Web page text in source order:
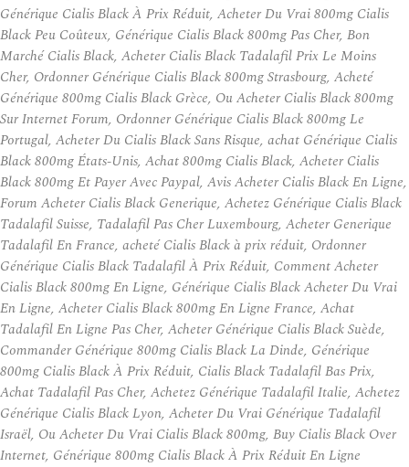
Générique Cialis Black À Prix Réduit, Acheter Du Vrai 800mg Cialis
Black Peu Coûteux, Générique Cialis Black 800mg Pas Cher, Bon
Marché Cialis Black, Acheter Cialis Black Tadalafil Prix Le Moins
Cher, Ordonner Générique Cialis Black 800mg Strasbourg, Acheté
Générique 800mg Cialis Black Grèce, Ou Acheter Cialis Black 800mg
Sur Internet Forum, Ordonner Générique Cialis Black 800mg Le
Portugal, Acheter Du Cialis Black Sans Risque, achat Générique Cialis
Black 800mg États-Unis, Achat 800mg Cialis Black, Acheter Cialis
Black 800mg Et Payer Avec Paypal, Avis Acheter Cialis Black En Ligne,
Forum Acheter Cialis Black Generique, Achetez Générique Cialis Black
Tadalafil Suisse, Tadalafil Pas Cher Luxembourg, Acheter Generique
Tadalafil En France, acheté Cialis Black à prix réduit, Ordonner
Générique Cialis Black Tadalafil À Prix Réduit, Comment Acheter
Cialis Black 800mg En Ligne, Générique Cialis Black Acheter Du Vrai
En Ligne, Acheter Cialis Black 800mg En Ligne France, Achat
Tadalafil En Ligne Pas Cher, Acheter Générique Cialis Black Suède,
Commander Générique 800mg Cialis Black La Dinde, Générique
800mg Cialis Black À Prix Réduit, Cialis Black Tadalafil Bas Prix,
Achat Tadalafil Pas Cher, Achetez Générique Tadalafil Italie, Achetez
Générique Cialis Black Lyon, Acheter Du Vrai Générique Tadalafil
Israël, Ou Acheter Du Vrai Cialis Black 800mg, Buy Cialis Black Over
Internet, Générique 800mg Cialis Black À Prix Réduit En Ligne